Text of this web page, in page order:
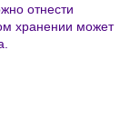
отнести
хранении может